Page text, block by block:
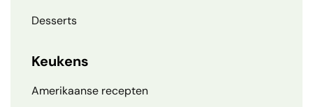
Desserts
Keukens
Amerikaanse recepten